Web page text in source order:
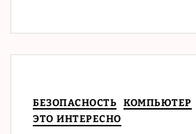
БЕЗОПАСНОСТЬ
КОМПЬЮТЕР
ЭТО ИНТЕРЕСНО